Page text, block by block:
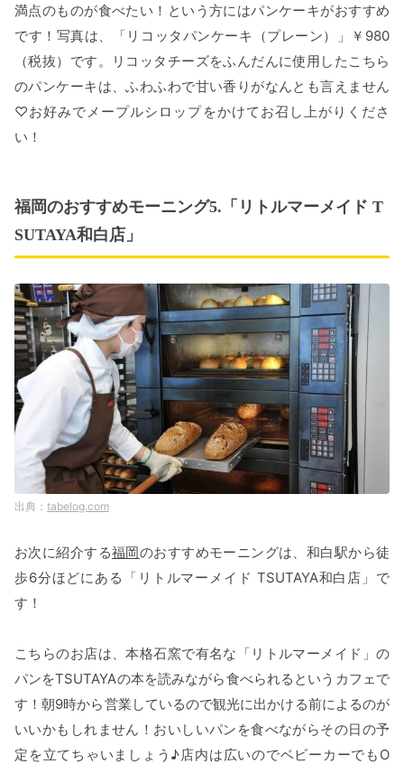
満点のものが食べたい！という方にはパンケーキがおすすめ
です！写真は、「リコッタパンケーキ（プレーン）」￥980
（税抜）です。リコッタチーズをふんだんに使用したこちら
のパンケーキは、ふわふわで甘い香りがなんとも言えません
♡お好みでメープルシロップをかけてお召し上がりくださ
い！
福岡のおすすめモーニング5.「リトルマーメイド T
SUTAYA和白店」
tabelog.com
お次に紹介する福岡のおすすめモーニングは、和白駅から徒
歩6分ほどにある「リトルマーメイド TSUTAYA和白店」で
す！
こちらのお店は、本格石窯で有名な「リトルマーメイド」の
パンをTSUTAYAの本を読みながら食べられるというカフェで
す！朝9時から営業しているので観光に出かける前によるのが
いいかもしれません！おいしいパンを食べながらその日の予
定を立てちゃいましょう♪店内は広いのでベビーカーでもO